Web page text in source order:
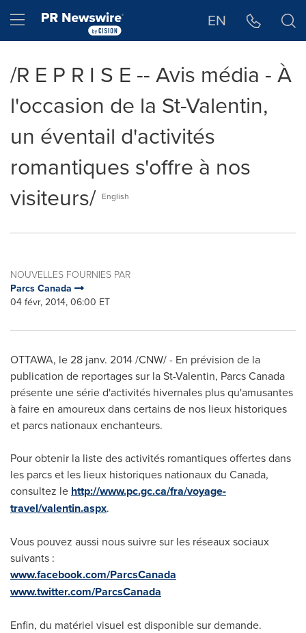
Hamburger menu EN
/R E P R I S E -- Avis média - À
l'occasion de la St-Valentin,
un éventail d'activités
romantiques s'offre à nos
visiteurs/ English
NOUVELLES FOURNIES PAR
Parcs Canada
04 févr, 2014, 06:00 ET
OTTAWA, le 28 janv. 2014 /CNW/ - En prévision de la
publication de reportages sur laSt-Valentin, Parcs Canada
présente une série d'activités hivernales plus qu'amusantes
à faire en amoureux dans certains de nos lieux historiques
et parcs nationaux enchanteurs.
Pour obtenir la liste des activités romantiques offertes dans
les parcs et les lieux historiques nationaux du Canada,
consultez le http://www.pc.gc.ca/fra/voyage-
travel/valentin.aspx.
Vous pouvez aussi nous suivre sur les réseaux sociaux
suivants :
www.facebook.com/ParcsCanada
www.twitter.com/ParcsCanada
Enfin, du matériel visuel est disponible sur demande.